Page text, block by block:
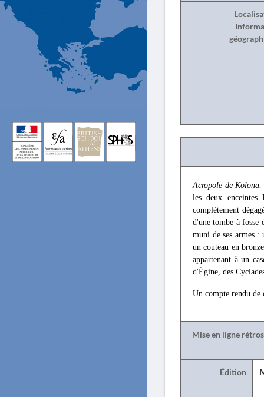
Acropole de
les deux
complètement
d'une tombe à
muni de ses armes :
un couteau en
appartenant à un
d'Égine, des
Un compte rendu de
Mise en ligne
Édition